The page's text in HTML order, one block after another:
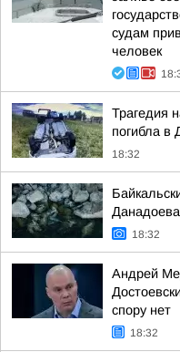
судам
человек
Трагедия
погибла в
18:32
Данадоева
18:32
Андрей
спору нет
18:32